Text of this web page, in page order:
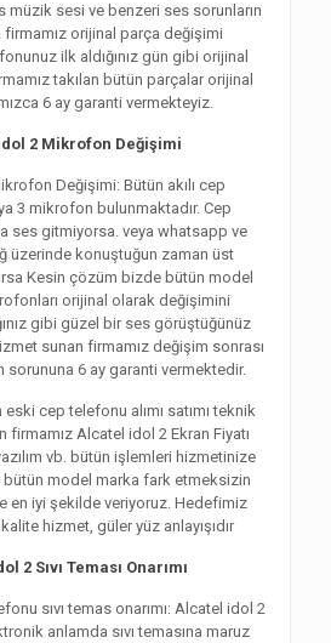
müzik sesi ve benzeri ses sorunların
orijinal parça değişimi
ilk aldığınız gün gibi orijinal
takılan bütün parçalar orijinal
6 ay garanti vermekteyiz.
2 Mikrofon Değişimi
Değişimi: Bütün akılı cep
3 mikrofon bulunmaktadır. Cep
ses gitmiyorsa. veya whatsapp ve
üzerinde konuştuğun zaman üst
Kesin çözüm bizde bütün model
orijinal olarak değişimini
gibi güzel bir ses görüştüğünüz
sunan firmamız değişim sonrası
6 ay garanti vermektedir.
cep telefonu alımı satımı teknik
firmamız Alcatel idol 2 Ekran Fiyatı
vb. bütün işlemleri hizmetinize
bütün model marka fark etmeksizin
en iyi şekilde veriyoruz. Hedefimiz
hizmet, güler yüz anlayışıdır
2 Sıvı Teması Onarımı
sıvı temas onarımı: Alcatel idol 2
anlamda sıvı temasına maruz